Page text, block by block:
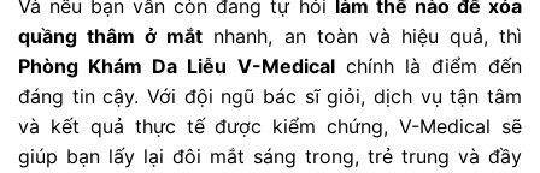
Và nếu bạn vẫn còn đang tự hỏi làm thế nào để xóa
quầng thâm ở mắt nhanh, an toàn và hiệu quả, thì
Phòng Khám Da Liễu V-Medicalchính là điểm đến
đáng tin cậy. Với đội ngũ bác sĩ giỏi, dịch vụ tận tâm
và kết quả thực tế được kiểm chứng, V-Medical sẽ
giúp bạn lấy lại đôi mắt sáng trong, trẻ trung và đầy